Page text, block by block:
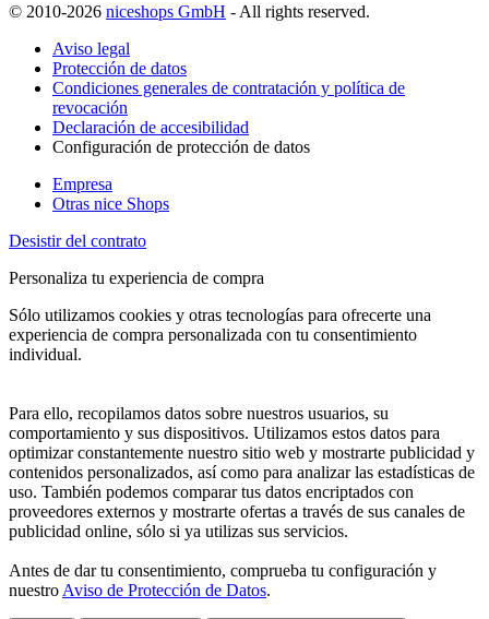
© 2010-2026 niceshops GmbH - All rights reserved.
Aviso legal
Protección de datos
Condiciones generales de contratación y política de
revocación
Declaración de accesibilidad
Configuración de protección de datos
Empresa
Otras nice Shops
Desistir del contrato
Personaliza tu experiencia de compra
Sólo utilizamos cookies y otras tecnologías para ofrecerte una
experiencia de compra personalizada con tu consentimiento
individual.
Para ello, recopilamos datos sobre nuestros usuarios, su
comportamiento y sus dispositivos. Utilizamos estos datos para
optimizar constantemente nuestro sitio web y mostrarte publicidad y
contenidos personalizados, así como para analizar las estadísticas de
uso. También podemos comparar tus datos encriptados con
proveedores externos y mostrarte ofertas a través de sus canales de
publicidad online, sólo si ya utilizas sus servicios.
Antes de dar tu consentimiento, comprueba tu configuración y
nuestro Aviso de Protección de Datos.